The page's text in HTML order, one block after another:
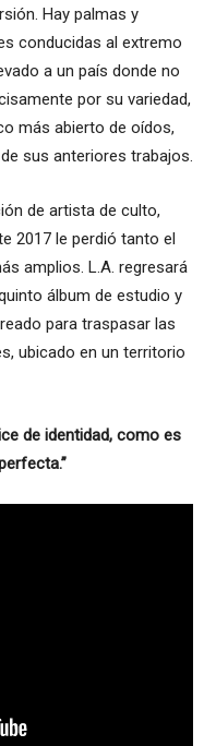
Hay palmas y
conducidas al extremo
a un país donde no
por su variedad,
más abierto de oídos,
sus anteriores trabajos.
de artista de culto,
2017 le perdió tanto el
amplios. L.A. regresará
álbum de estudio y
para traspasar las
ubicado en un territorio
de identidad, como es